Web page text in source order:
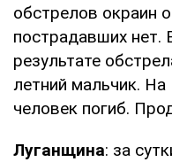
обстрелов окраин
пострадавших нет.
результате
летний мальчик.
человек погиб.
Луганщина: за